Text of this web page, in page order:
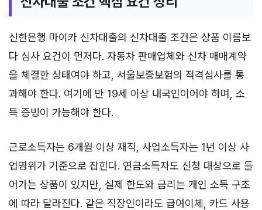
신한은행 마이카 신차대출의 신차대출 조건은 상품 이름보
다 심사 요건이 먼저다. 자동차 판매업체와 신차 매매계약
을 체결한 상태여야 하고, 서울보증보험의 적격심사를 통
과해야 한다. 여기에 만 19세 이상 내국인이어야 하며, 소
득 증빙이 가능해야 한다.
근로소득자는 6개월 이상 재직, 사업소득자는 1년 이상 사
업영위가 기준으로 잡힌다. 연금소득자도 신청 대상으로 들
어가는 상품이 있지만, 실제 한도와 금리는 개인 소득 구조
에 따라 달라진다. 같은 직장인이라도 급여이체, 카드 사용